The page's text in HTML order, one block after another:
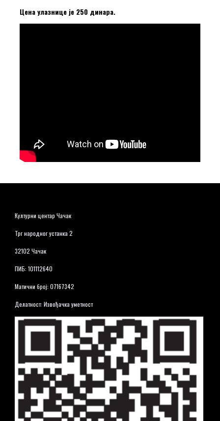
Цена улазнице је 250 динара.
Културни центар Чачак
Трг народног устанка 2
32102 Чачак
ПИБ: 101112640
Матични број: 07167342
Делатност: Извођачка уметност